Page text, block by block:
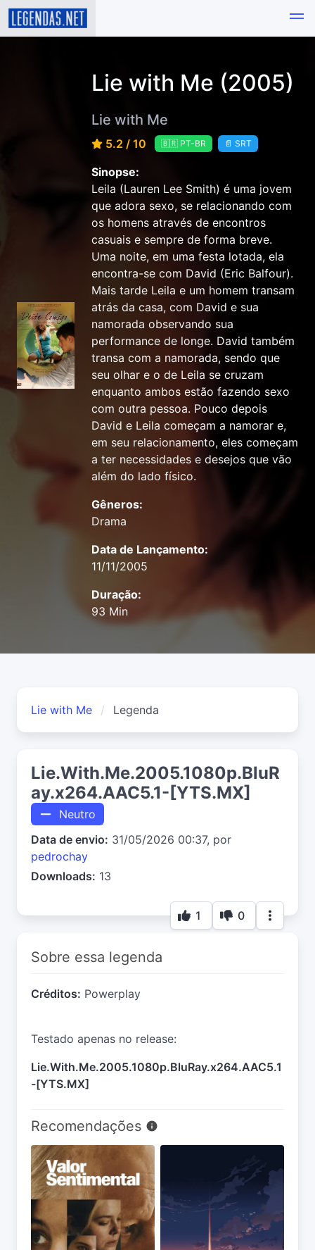
Lie with Me (2005)
Lie with Me
5.2 / 10 🇧🇷 PT-BR 📄 SRT
Sinopse:
Leila (Lauren Lee Smith) é uma jovem
que adora sexo, se relacionando com
os homens através de encontros
casuais e sempre de forma breve.
Uma noite, em uma festa lotada, ela
encontra-se com David (Eric Balfour).
Mais tarde Leila e um homem transam
atrás da casa, com David e sua
namorada observando sua
performance de longe. David também
transa com a namorada, sendo que
seu olhar e o de Leila se cruzam
enquanto ambos estão fazendo sexo
com outra pessoa. Pouco depois
David e Leila começam a namorar e,
em seu relacionamento, eles começam
a ter necessidades e desejos que vão
além do lado físico.
Gêneros:
Drama
Data de Lançamento:
11/11/2005
Duração:
93 Min
Lie with Me Legenda
Lie.With.Me.2005.1080p.BluR
ay.x264.AAC5.1-[YTS.MX]
Neutro
Data de envio: 31/05/2026 00:37, por
pedrochay
Downloads: 13
1 0
Sobre essa legenda
Créditos: Powerplay
Testado apenas no release:
Lie.With.Me.2005.1080p.BluRay.x264.AAC5.1
-[YTS.MX]
Recomendações